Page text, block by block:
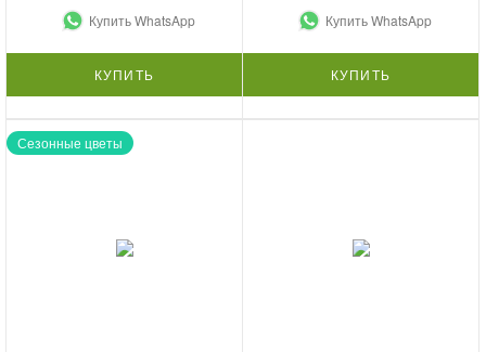
Купить WhatsApp
КУПИТЬ
Купить WhatsApp
КУПИТЬ
Сезонные цветы